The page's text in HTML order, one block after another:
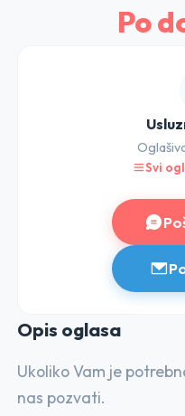
Po
Svi
Opis oglasa
Ukoliko Vam je
nas pozvati.